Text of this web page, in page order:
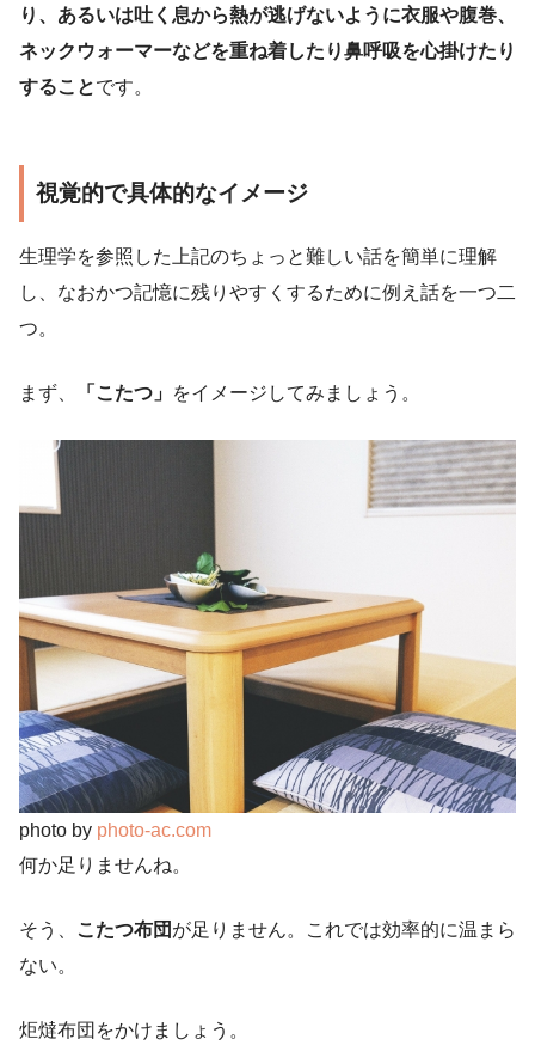
り、あるいは吐く息から熱が逃げないように衣服や腹巻、
ネックウォーマーなどを重ね着したり鼻呼吸を心掛けたり
することです。
視覚的で具体的なイメージ
生理学を参照した上記のちょっと難しい話を簡単に理解
し、なおかつ記憶に残りやすくするために例え話を一つ二
つ。
まず、 「こたつ」 をイメージしてみましょう。
photo by photo-ac.com
何か足りませんね。
そう、 こたつ布団 が足りません。これでは効率的に温まら
ない。
炬燵布団をかけましょう。